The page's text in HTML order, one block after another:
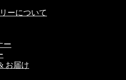
ーについて
ー
お届け